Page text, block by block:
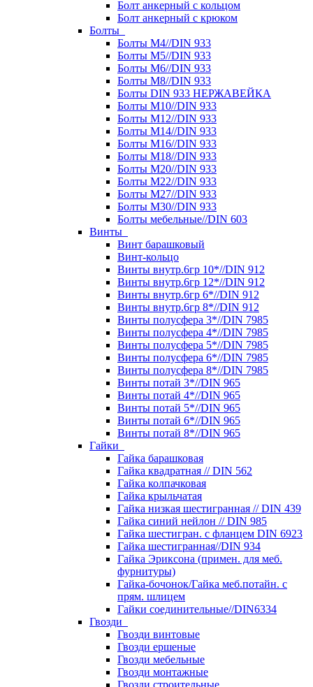
Болт анкерный с кольцом
Болт анкерный с крюком
Болты
Болты М4//DIN 933
Болты М5//DIN 933
Болты М6//DIN 933
Болты М8//DIN 933
Болты DIN 933 НЕРЖАВЕЙКА
Болты М10//DIN 933
Болты М12//DIN 933
Болты М14//DIN 933
Болты М16//DIN 933
Болты М18//DIN 933
Болты М20//DIN 933
Болты М22//DIN 933
Болты М27//DIN 933
Болты М30//DIN 933
Болты мебельные//DIN 603
Винты
Винт барашковый
Винт-кольцо
Винты внутр.6гр 10*//DIN 912
Винты внутр.6гр 12*//DIN 912
Винты внутр.6гр 6*//DIN 912
Винты внутр.6гр 8*//DIN 912
Винты полусфера 3*//DIN 7985
Винты полусфера 4*//DIN 7985
Винты полусфера 5*//DIN 7985
Винты полусфера 6*//DIN 7985
Винты полусфера 8*//DIN 7985
Винты потай 3*//DIN 965
Винты потай 4*//DIN 965
Винты потай 5*//DIN 965
Винты потай 6*//DIN 965
Винты потай 8*//DIN 965
Гайки
Гайка барашковая
Гайка квадратная // DIN 562
Гайка колпачковая
Гайка крыльчатая
Гайка низкая шестигранная // DIN 439
Гайка синий нейлон // DIN 985
Гайка шестигран. с фланцем DIN 6923
Гайка шестигранная//DIN 934
Гайка Эриксона (примен. для меб.
фурнитуры)
Гайка-бочонок/Гайка меб.потайн. с
прям. шлицем
Гайки соединительные//DIN6334
Гвозди
Гвозди винтовые
Гвозди ершеные
Гвозди мебельные
Гвозди монтажные
Гвозди строительные